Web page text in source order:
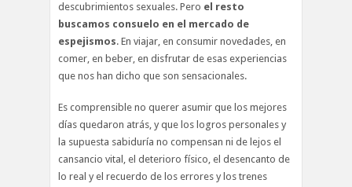
descubrimientos sexuales. Pero el resto
buscamos consuelo en el mercado de
espejismos. En viajar, en consumir novedades, en
comer, en beber, en disfrutar de esas experiencias
que nos han dicho que son sensacionales.
Es comprensible no querer asumir que los mejores
días quedaron atrás, y que los logros personales y
la supuesta sabiduría no compensan ni de lejos el
cansancio vital, el deterioro físico, el desencanto de
lo real y el recuerdo de los errores y los trenes